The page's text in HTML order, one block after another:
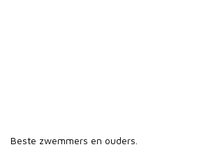
Beste zwemmers en ouders.